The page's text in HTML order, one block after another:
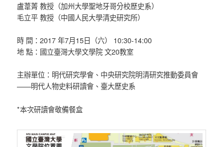
盧葦菁 教授（加州大學聖地牙哥分校歷史系）
毛立平 教授（中國人民大學清史研究所）
時 間：2017 年7月15日（六） 10:30-14:00
地 點：國立臺灣大學文學院 文20教室
主辦單位：明代研究學會、中央研究院明清研究推動委員會
——明代人物史料研讀會、臺大歷史系
*本次研讀會敬備餐盒